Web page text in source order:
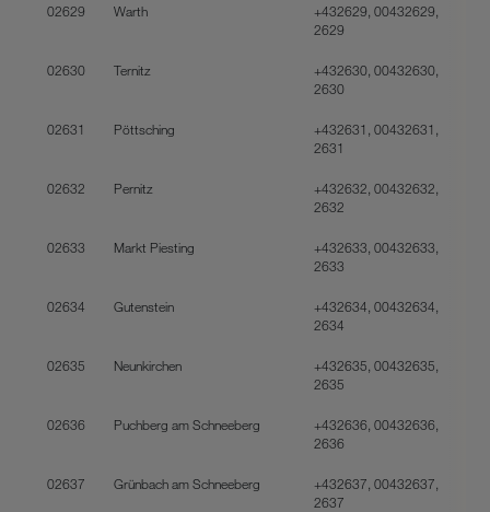
02629 Warth
+432629, 00432629,
2629
02630 Ternitz
+432630, 00432630,
2630
02631 Pöttsching
+432631, 00432631,
2631
02632 Pernitz
+432632, 00432632,
2632
02633 Markt Piesting
+432633, 00432633,
2633
02634 Gutenstein
+432634, 00432634,
2634
02635 Neunkirchen
+432635, 00432635,
2635
02636 Puchberg am Schneeberg
+432636, 00432636,
2636
02637 Grünbach am Schneeberg
+432637, 00432637,
2637